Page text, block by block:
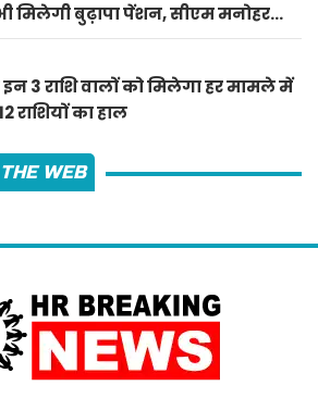
मिलेगी बुढ़ापा पेंशन, सीएम मनोहर
3 राशि वालों को मिलेगा हर मामले में
राशियों का हाल
WEB